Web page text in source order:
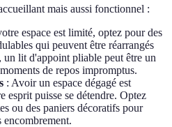
mais aussi fonctionnel :
espace est limité, optez pour des
qui peuvent être réarrangés
un lit d'appoint pliable peut être un
de repos impromptus.
: Avoir un espace dégagé est
esprit puisse se détendre. Optez
ou des paniers décoratifs pour
encombrement.